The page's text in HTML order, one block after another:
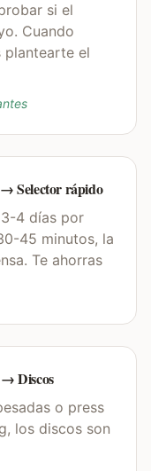
si el
Cuando
plantearte el
Selector rápido
4 días por
45 minutos, la
Te ahorras
→ Discos
o press
los discos son